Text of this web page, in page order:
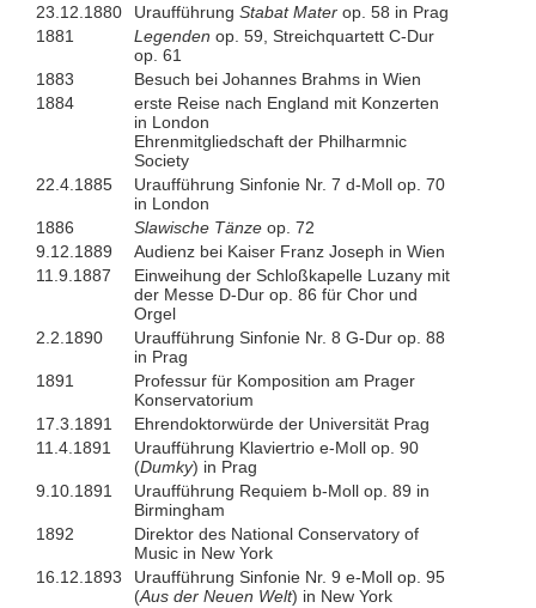
23.12.1880
Uraufführung Stabat Materop. 58 in Prag
1881
Legenden op. 59, Streichquartett C-Dur
op. 61
1883
Besuch bei Johannes Brahms in Wien
1884
erste Reise nach England mit Konzerten
in London
Ehrenmitgliedschaft der Philharmnic
Society
22.4.1885
Uraufführung Sinfonie Nr. 7 d-Moll op. 70
in London
1886
Slawische Tänzeop. 72
9.12.1889
Audienz bei Kaiser Franz Joseph in Wien
11.9.1887
Einweihung der Schloßkapelle Luzany mit
der Messe D-Dur op. 86 für Chor und
Orgel
2.2.1890
Uraufführung Sinfonie Nr. 8 G-Dur op. 88
in Prag
1891
Professur für Komposition am Prager
Konservatorium
17.3.1891
Ehrendoktorwürde der Universität Prag
11.4.1891
Uraufführung Klaviertrio e-Moll op. 90
(Dumky) in Prag
9.10.1891
Uraufführung Requiem b-Moll op. 89 in
Birmingham
1892
Direktor des National Conservatory of
Music in New York
16.12.1893
Uraufführung Sinfonie Nr. 9 e-Moll op. 95
(Aus der Neuen Welt) in New York